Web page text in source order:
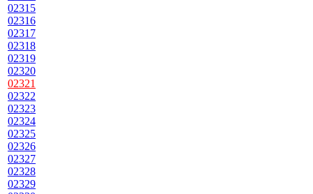
02315
02316
02317
02318
02319
02320
02321
02322
02323
02324
02325
02326
02327
02328
02329